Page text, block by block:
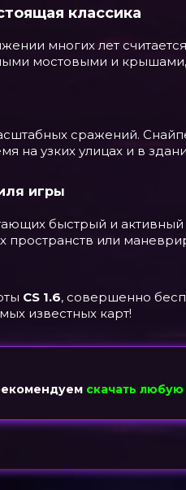
классика
многих лет
мостовыми и
сражений.
на узких улицах и в
игры
быстрый и
пространств или
CS 1.6, совершенно
известных карт!
скачать любую